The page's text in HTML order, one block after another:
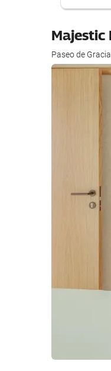
Majestic
Paseo de